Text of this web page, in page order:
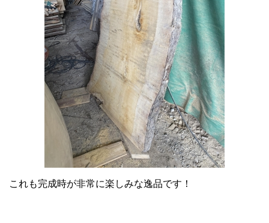
これも完成時が非常に楽しみな逸品です！